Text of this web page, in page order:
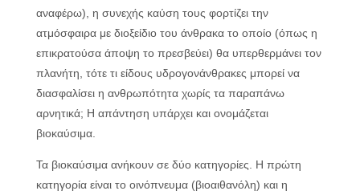
αναφέρω), η συνεχής καύση τους φορτίζει την
ατμόσφαιρα με διοξείδιο του άνθρακα το οποίο (όπως η
επικρατούσα άποψη το πρεσβεύει) θα υπερθερμάνει τον
πλανήτη, τότε τι είδους υδρογονάνθρακες μπορεί να
διασφαλίσει η ανθρωπότητα χωρίς τα παραπάνω
αρνητικά; Η απάντηση υπάρχει και ονομάζεται
βιοκαύσιμα.
Τα βιοκαύσιμα ανήκουν σε δύο κατηγορίες. Η πρώτη
κατηγορία είναι το οινόπνευμα (βιοαιθανόλη) και η